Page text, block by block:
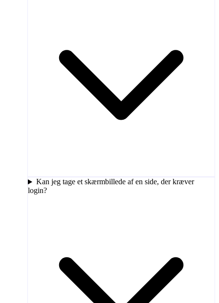
Kan jeg tage et skærmbillede af en side, der kræver
login?